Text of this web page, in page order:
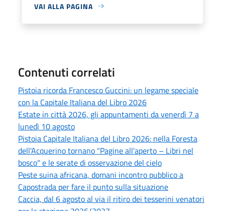
VAI ALLA PAGINA
Contenuti correlati
Pistoia ricorda Francesco Guccini: un legame speciale
con la Capitale Italiana del Libro 2026
Estate in città 2026, gli appuntamenti da venerdì 7 a
lunedì 10 agosto
Pistoia Capitale Italiana del Libro 2026: nella Foresta
dell'Acquerino tornano "Pagine all'aperto – Libri nel
bosco" e le serate di osservazione del cielo
Peste suina africana, domani incontro pubblico a
Capostrada per fare il punto sulla situazione
Caccia, dal 6 agosto al via il ritiro dei tesserini venatori